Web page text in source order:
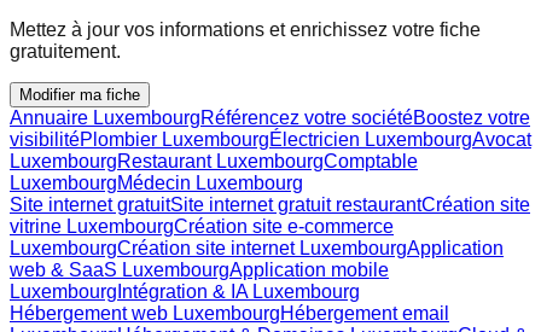
Mettez à jour vos informations et enrichissez votre fiche
gratuitement.
Modifier ma fiche
Annuaire LuxembourgRéférencez votre sociétéBoostez votre
visibilitéPlombier LuxembourgÉlectricien LuxembourgAvocat
LuxembourgRestaurant LuxembourgComptable
LuxembourgMédecin Luxembourg
Site internet gratuitSite internet gratuit restaurantCréation site
vitrine LuxembourgCréation site e-commerce
LuxembourgCréation site internet LuxembourgApplication
web & SaaS LuxembourgApplication mobile
Luxembourg Intégration & IA Luxembourg
Hébergement web LuxembourgHébergement email